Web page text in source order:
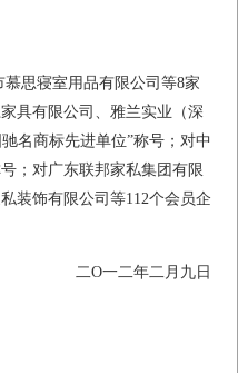
思寝室用品有限公司等8家
具有限公司、雅兰实业（深
名商标先进单位”称号；对中
；对广东联邦家私集团有限
装饰有限公司等112个会员企
二年二月九日